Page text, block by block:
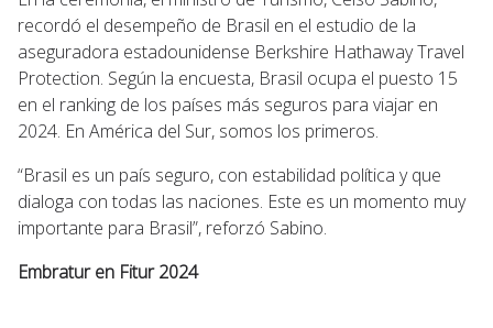
recordó el desempeño de Brasil en el estudio de la
aseguradora estadounidense Berkshire Hathaway Travel
Protection. Según la encuesta, Brasil ocupa el puesto 15
en el ranking de los países más seguros para viajar en
2024. En América del Sur, somos los primeros.
“Brasil es un país seguro, con estabilidad política y que
dialoga con todas las naciones. Este es un momento muy
importante para Brasil”, reforzó Sabino.
Embratur en Fitur 2024